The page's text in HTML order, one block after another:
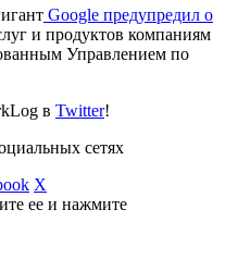
Google предупредил о
и продуктов компаниям
Управлением по
в Twitter!
сетях
X
ее и нажмите